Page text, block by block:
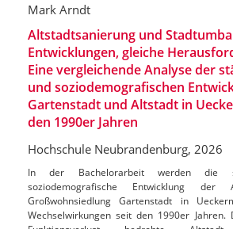
Mark Arndt
Altstadtsanierung und
Entwicklungen, gleiche
Eine vergleichende Analyse der
und soziodemografischen
Gartenstadt und Altstadt in
den 1990er Jahren
Hochschule Neubrandenburg, 2026
In der Bachelorarbeit werden die
soziodemografische Entwicklung
Großwohnsiedlung Gartenstadt in
Wechselwirkungen seit den 1990er